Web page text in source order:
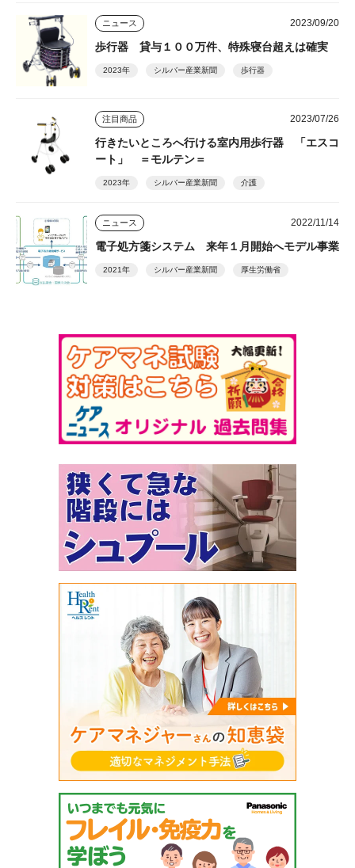
ニュース 2023/09/20
歩行器 貸与１００万件、特殊寝台超えは確実
2023年 シルバー産業新聞 歩行器
注目商品 2023/07/26
行きたいところへ行ける室内用歩行器 「エスコ
ート」 ＝モルテン＝
2023年 シルバー産業新聞 介護
ニュース 2022/11/14
電子処方箋システム 来年１月開始へモデル事業
2021年 シルバー産業新聞 厚生労働省